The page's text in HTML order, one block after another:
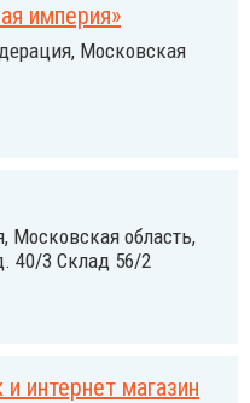
империя»
Московская
Московская область,
40/3 Склад 56/2
интернет магазин